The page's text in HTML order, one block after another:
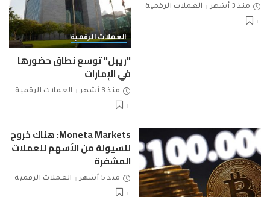
منذ 3 أشهر العملات الرقمية
العملات الرقمية
"ريبل" توسع نطاق حضورها
في الإمارات
منذ 3 أشهر العملات الرقمية
Moneta Markets: هناك خروج
للسيولة من الأسهم للعملات
المشفرة
منذ 5 أشهر العملات الرقمية